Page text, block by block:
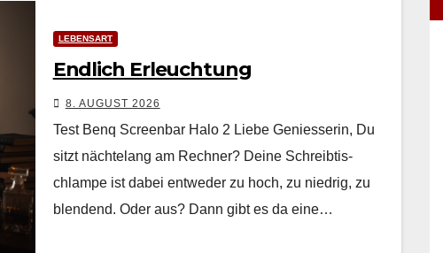
LEBENSART
Endlich Erleuchtung
8. AUGUST 2026
Test Benq Screenbar Halo 2 Liebe Geniesserin, Du
sitzt nächte­lang am Rech­n­er? Deine Schreibtis­
chlampe ist dabei entwed­er zu hoch, zu niedrig, zu
blendend. Oder aus? Dann gibt es da eine…